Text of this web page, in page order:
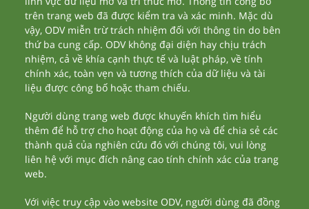
trên trang web đã được kiểm tra và xác minh. Mặc dù
vậy, ODV miễn trừ trách nhiệm đối với thông tin do bên
thứ ba cung cấp. ODV không đại diện hay chịu trách
nhiệm, cả về khía cạnh thực tế và luật pháp, về tính
chính xác, toàn vẹn và tương thích của dữ liệu và tài
liệu được công bố hoặc tham chiếu.
Người dùng trang web được khuyến khích tìm hiểu
thêm để hỗ trợ cho hoạt động của họ và để chia sẻ các
thành quả của nghiên cứu đó với chúng tôi, vui lòng
liên hệ với mục đích nâng cao tính chính xác của trang
web.
Với việc truy cập vào website ODV, người dùng đã đồng